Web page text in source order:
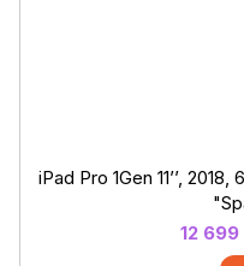
iPad Pro 1Gen 11’’,
12 699